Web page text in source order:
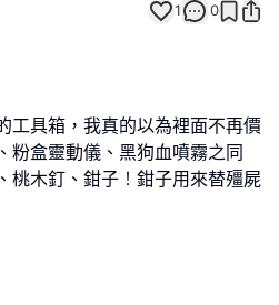
1 0
工具箱，我真的以為裡面不再價
粉盒靈動儀、黑狗血噴霧之同
桃木釘、鉗子！鉗子用來替殭屍